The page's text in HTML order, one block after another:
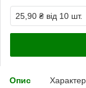
25,90 ₴ від 10 шт.
Опис